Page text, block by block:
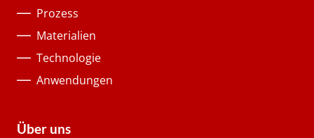
Prozess
Materialien
Technologie
Anwendungen
Über uns